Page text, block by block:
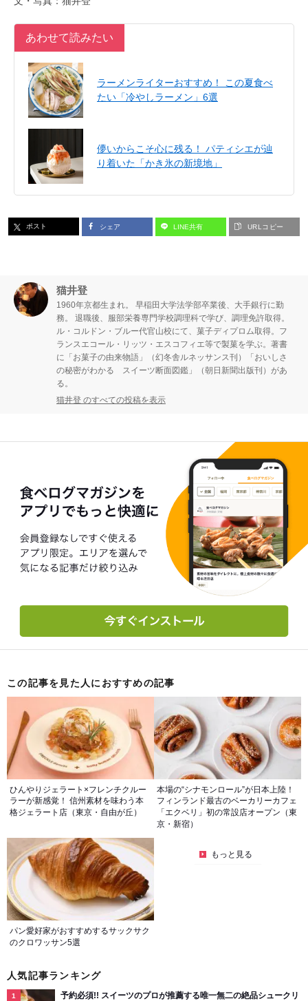
あわせて読みたい
ラーメンライターおすすめ！ この夏食べ
たい「冷やしラーメン」6選
儚いからこそ心に残る！ パティシエが辿
り着いた「かき氷の新境地」
ポスト シェア LINE共有 URLコピー
猫井登
1960年京都生まれ。 早稲田大学法学部卒業後、大手銀行に勤
務。 退職後、服部栄養専門学校調理科で学び、調理免許取得。
ル・コルドン・ブルー代官山校にて、菓子ディプロム取得。フ
ランスエコール・リッツ・エスコフィエ等で製菓を学ぶ。著書
に「お菓子の由来物語」（幻冬舎ルネッサンス刊）「おいしさ
の秘密がわかる スイーツ断面図鑑」（朝日新聞出版刊）があ
る。
猫井登 のすべての投稿を表示
この記事を見た人におすすめの記事
ひんやりジェラート×フレンチクルー
ラーが新感覚！ 信州素材を味わう本
格ジェラート店（東京・自由が丘）
本場の“シナモンロール”が日本上陸！
フィンランド最古のベーカリーカフェ
「エクベリ」初の常設店オープン（東
京・新宿）
パン愛好家がおすすめするサックサク
のクロワッサン5選
もっと見る
人気記事ランキング
予約必須!! スイーツのプロが推薦する唯一無二の絶品シュークリ